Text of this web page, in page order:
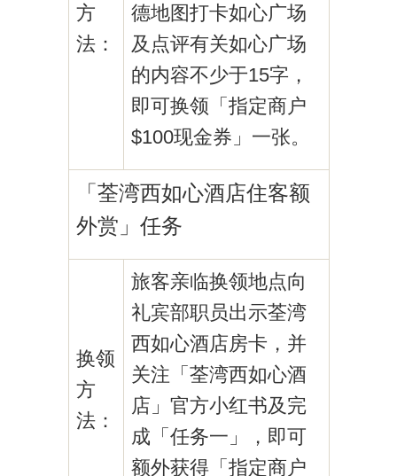
方
法：
德地图打卡如心广场
及点评有关如心广场
的内容不少于15字，
即可换领「指定商户
$100现金券」一张。
「荃湾西如心酒店住客额
外赏」任务
换领
方
法：
旅客亲临换领地点向
礼宾部职员出示荃湾
西如心酒店房卡，并
关注「荃湾西如心酒
店」官方小红书及完
成「任务一」，即可
额外获得「指定商户